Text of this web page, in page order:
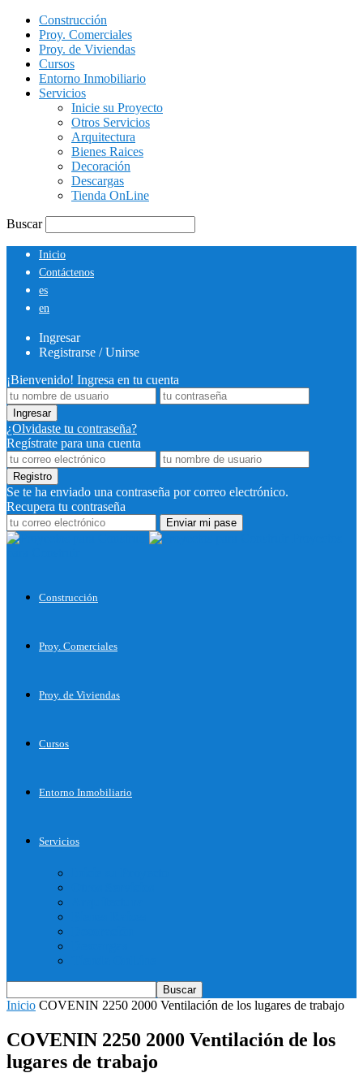
Construcción
Proy. Comerciales
Proy. de Viviendas
Cursos
Entorno Inmobiliario
Servicios
Inicie su Proyecto
Otros Servicios
Arquitectura
Bienes Raices
Decoración
Descargas
Tienda OnLine
Buscar
Inicio
Contáctenos
es
en
Ingresar
Registrarse / Unirse
¡Bienvenido! Ingresa en tu cuenta
¿Olvidaste tu contraseña?
Regístrate para una cuenta
Se te ha enviado una contraseña por correo electrónico.
Recupera tu contraseña
Construcción
Proy. Comerciales
Proy. de Viviendas
Cursos
Entorno Inmobiliario
Servicios
Inicio COVENIN 2250 2000 Ventilación de los lugares de trabajo
COVENIN 2250 2000 Ventilación de los
lugares de trabajo